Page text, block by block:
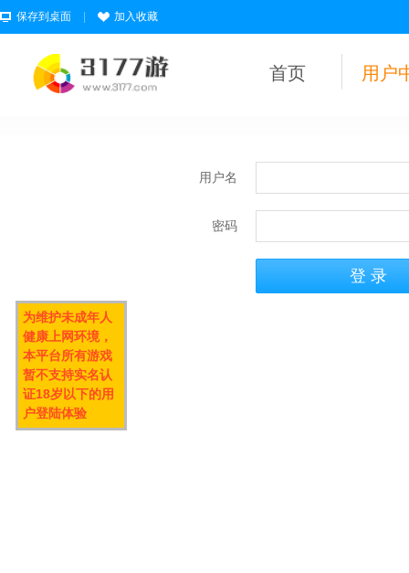
保存到桌面 加入收藏
首页 用户
用户名
密码
为维护未成年人
健康上网环境，
本平台所有游戏
暂不支持实名认
证18岁以下的用
户登陆体验